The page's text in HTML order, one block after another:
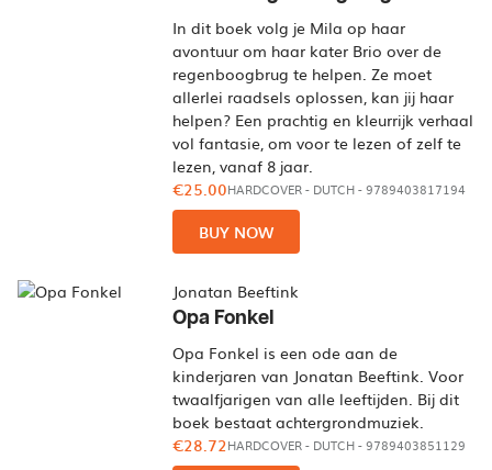
In dit boek volg je Mila op haar
avontuur om haar kater Brio over de
regenboogbrug te helpen. Ze moet
allerlei raadsels oplossen, kan jij haar
helpen? Een prachtig en kleurrijk verhaal
vol fantasie, om voor te lezen of zelf te
lezen, vanaf 8 jaar.
€25.00HARDCOVER- DUTCH- 9789403817194
BUY NOW
Jonatan Beeftink
Opa Fonkel
Opa Fonkel is een ode aan de
kinderjaren van Jonatan Beeftink. Voor
twaalfjarigen van alle leeftijden. Bij dit
boek bestaat achtergrondmuziek.
€28.72HARDCOVER- DUTCH- 9789403851129